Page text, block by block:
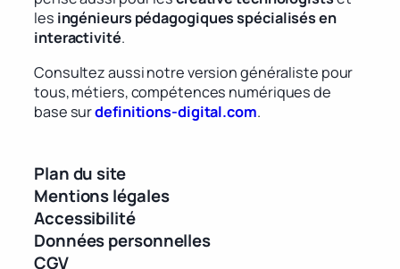
les ingénieurs pédagogiques spécialisés en
interactivité.
Consultez aussi notre version généraliste pour
tous, métiers, compétences numériques de
base surdefinitions-digital.com.
Plan du site
Mentions légales
Accessibilité
Données personnelles
CGV